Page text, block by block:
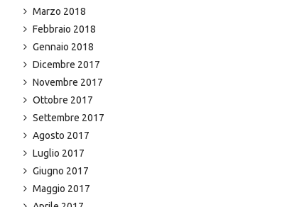
Marzo 2018
Febbraio 2018
Gennaio 2018
Dicembre 2017
Novembre 2017
Ottobre 2017
Settembre 2017
Agosto 2017
Luglio 2017
Giugno 2017
Maggio 2017